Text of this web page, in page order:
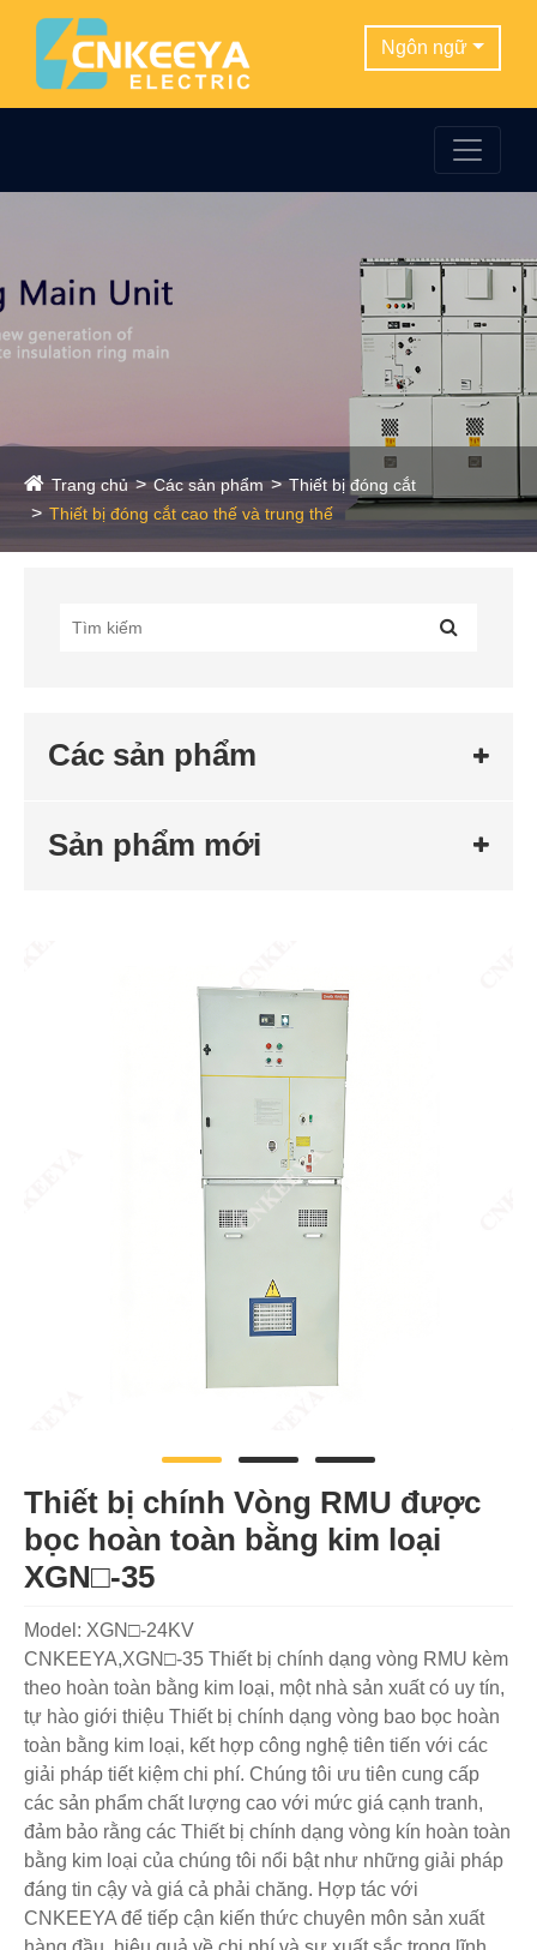
Ngôn ngữ
Trang chủ Các sản phẩm
Thiết bị đóng cắt
Thiết bị đóng cắt cao thế và trung thế
Các sản phẩm
Sản phẩm mới
Thiết bị chính Vòng RMU được
bọc hoàn toàn bằng kim loại
XGN□-35
Model: XGN□-24KV
CNKEEYA,XGN□-35 Thiết bị chính dạng vòng RMU kèm
theo hoàn toàn bằng kim loại, một nhà sản xuất có uy tín,
tự hào giới thiệu Thiết bị chính dạng vòng bao bọc hoàn
toàn bằng kim loại, kết hợp công nghệ tiên tiến với các
giải pháp tiết kiệm chi phí. Chúng tôi ưu tiên cung cấp
các sản phẩm chất lượng cao với mức giá cạnh tranh,
đảm bảo rằng các Thiết bị chính dạng vòng kín hoàn toàn
bằng kim loại của chúng tôi nổi bật như những giải pháp
đáng tin cậy và giá cả phải chăng. Hợp tác với
CNKEEYA để tiếp cận kiến ​​thức chuyên môn sản xuất